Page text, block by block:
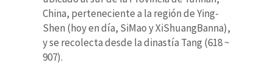
China, perteneciente a la región de Ying-
Shen (hoy en día, SiMao y XiShuangBanna),
y se recolecta desde la dinastía Tang (618 ~
907).